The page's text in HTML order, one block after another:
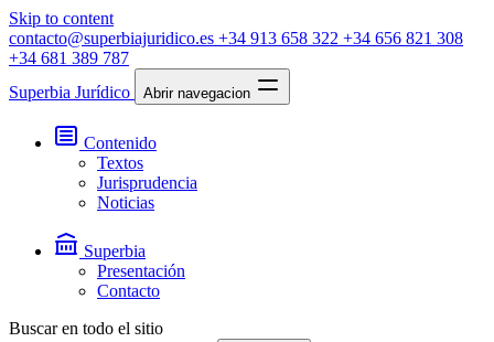
Skip to content
contacto@superbiajuridico.es +34 913 658 322 +34 656 821 308
+34 681 389 787
Superbia Jurídico
Abrir navegacion
Contenido
Textos
Jurisprudencia
Noticias
Superbia
Presentación
Contacto
Buscar en todo el sitio